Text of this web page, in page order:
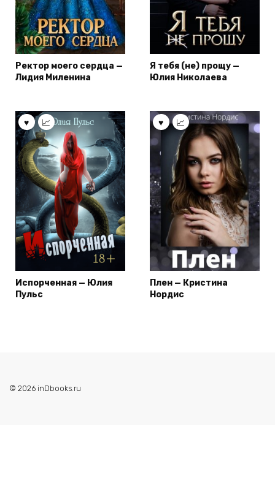
Ректор моего сердца —
Лидия Миленина
Я тебя (не) прощу —
Юлия Николаева
Испорченная — Юлия
Пульс
Плен — Кристина
Нордис
© 2026 inDbooks.ru